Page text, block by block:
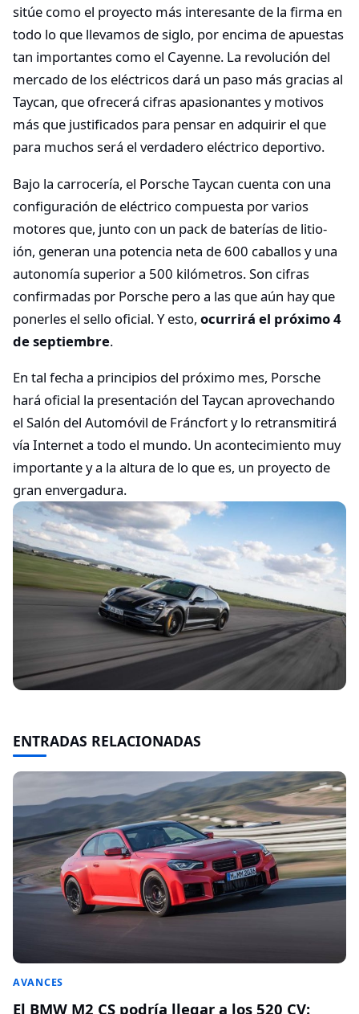
sitúe como el proyecto más interesante de la firma en
todo lo que llevamos de siglo, por encima de apuestas
tan importantes como el Cayenne. La revolución del
mercado de los eléctricos dará un paso más gracias al
Taycan, que ofrecerá cifras apasionantes y motivos
más que justificados para pensar en adquirir el que
para muchos será el verdadero eléctrico deportivo.
Bajo la carrocería, el Porsche Taycan cuenta con una
configuración de eléctrico compuesta por varios
motores que, junto con un pack de baterías de litio-
ión, generan una potencia neta de 600 caballos y una
autonomía superior a 500 kilómetros. Son cifras
confirmadas por Porsche pero a las que aún hay que
ponerles el sello oficial. Y esto, ocurrirá el próximo 4
de septiembre.
En tal fecha a principios del próximo mes, Porsche
hará oficial la presentación del Taycan aprovechando
el Salón del Automóvil de Fráncfort y lo retransmitirá
vía Internet a todo el mundo. Un acontecimiento muy
importante y a la altura de lo que es, un proyecto de
gran envergadura.
ENTRADAS RELACIONADAS
AVANCES
El BMW M2 CS podría llegar a los 520 CV: